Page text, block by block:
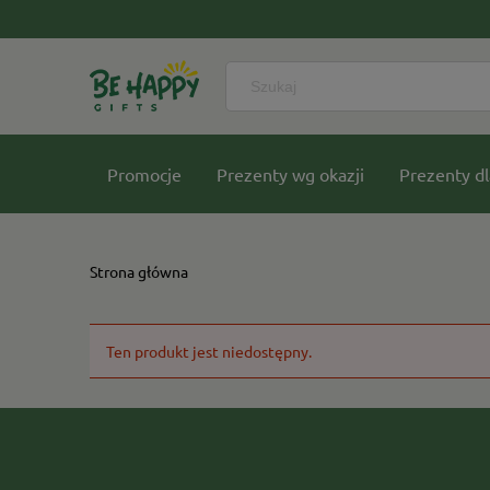
Promocje Prezenty wg okazji Prezenty
Strona główna
Ten produkt jest niedostępny.